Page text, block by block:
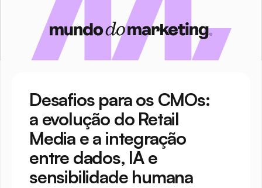
Desafios para os CMOs:
a evolução do Retail
Media e a integração
entre dados, IA e
sensibilidade humana